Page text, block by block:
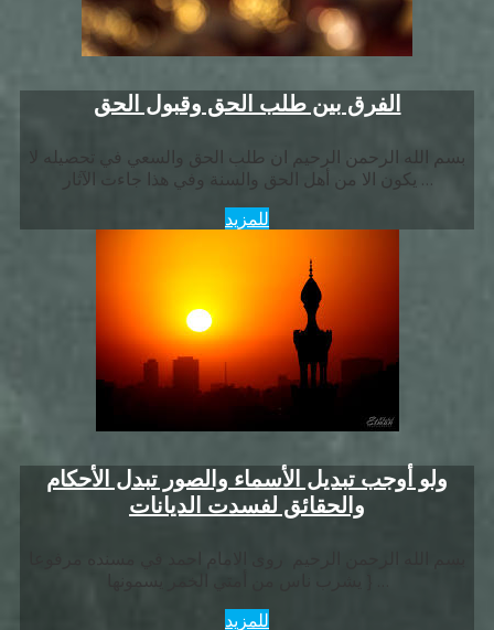
الفرق بين طلب الحق وقبول الحق
بسم الله الرحمن الرحيم ان طلب الحق والسعي في تحصيله لا
يكون الا من أهل الحق والسنة وفي هذا جاءت الآثار …
للمزيد
ولو أوجب تبديل الأسماء والصور تبدل الأحكام
والحقائق لفسدت الديانات
للمزيد